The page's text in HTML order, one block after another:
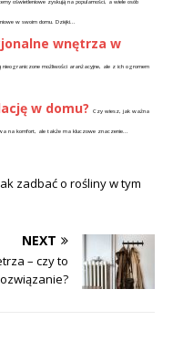
w swoim domu. Dzięki...
wnętrza w
nieograniczone możliwości aranżacyjne, ale z ich ogromem
w domu? Czy wiesz, jak ważna
na komfort, ale także ma kluczowe znaczenie...
zadbać o rośliny w tym
NEXT
– czy to